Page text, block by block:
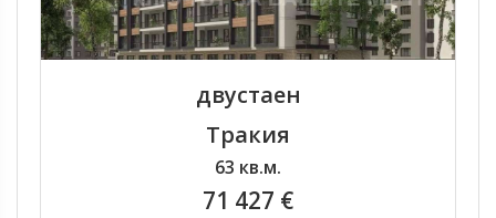
двустаен
Тракия
63 кв.м.
71 427 €